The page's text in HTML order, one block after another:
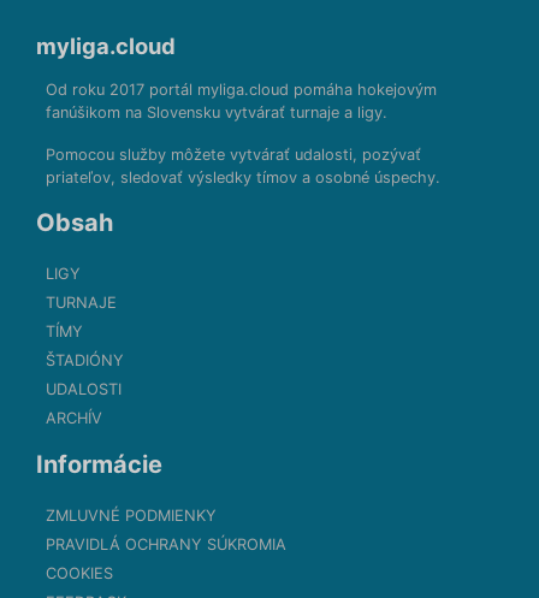
myliga.cloud
Od roku 2017 portál myliga.cloud pomáha hokejovým
fanúšikom na Slovensku vytvárať turnaje a ligy.
Pomocou služby môžete vytvárať udalosti, pozývať
priateľov, sledovať výsledky tímov a osobné úspechy.
Obsah
LIGY
TURNAJE
TÍMY
ŠTADIÓNY
UDALOSTI
ARCHÍV
Informácie
ZMLUVNÉ PODMIENKY
PRAVIDLÁ OCHRANY SÚKROMIA
COOKIES